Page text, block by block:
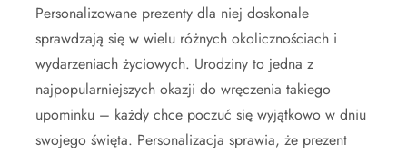
Personalizowane prezenty dla niej doskonale
sprawdzają się w wielu różnych okolicznościach i
wydarzeniach życiowych. Urodziny to jedna z
najpopularniejszych okazji do wręczenia takiego
upominku – każdy chce poczuć się wyjątkowo w dniu
swojego święta. Personalizacja sprawia, że prezent